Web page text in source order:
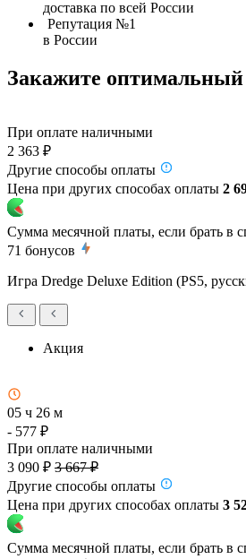
доставка по всей России
Репутация №1
в России
Закажите
При оплате наличными
2 363 ₽
Другие способы оплаты
Цена при других способах оплаты 2
Сумма месячной платы, если брать в
71 бонусов
Игра Dredge Deluxe Edition (PS5,
Акция
05 ч 26 м
- 577 ₽
При оплате наличными
3 090 ₽ 3 667 ₽
Другие способы оплаты
Цена при других способах оплаты 3
Сумма месячной платы, если брать в